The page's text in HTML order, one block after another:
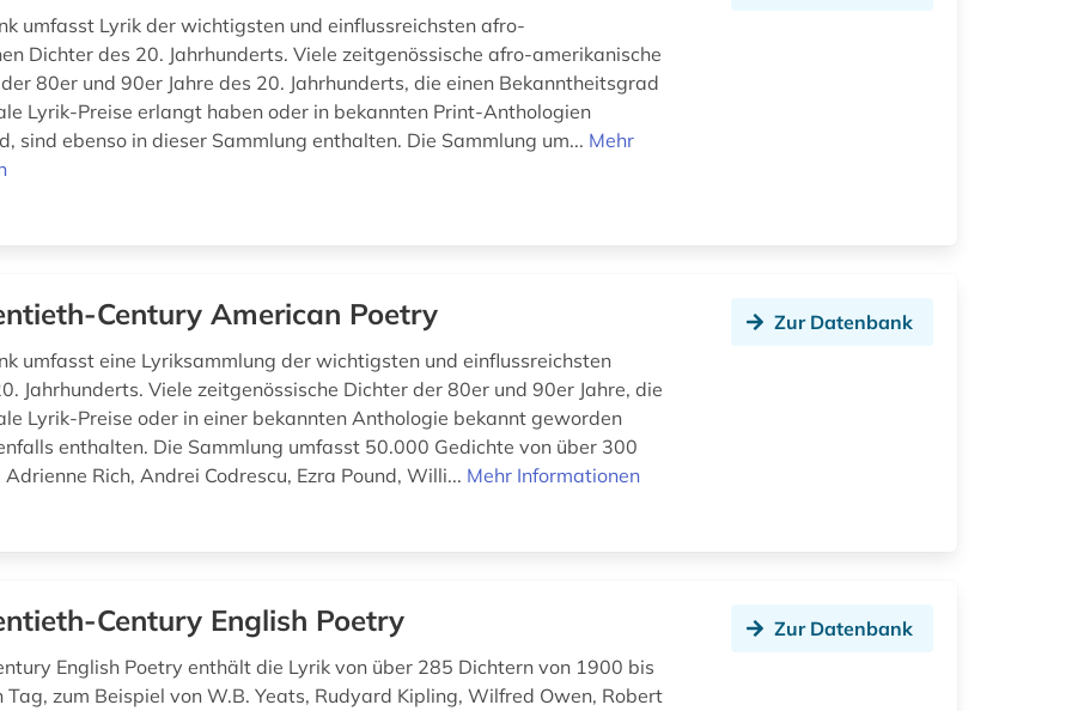
umfasst Lyrik der wichtigsten und einflussreichsten afro-
Dichter des 20. Jahrhunderts. Viele zeitgenössische afro-amerikanische
80er und 90er Jahre des 20. Jahrhunderts, die einen Bekanntheitsgrad
Lyrik-Preise erlangt haben oder in bekannten Print-Anthologien
sind ebenso in dieser Sammlung enthalten. Die Sammlung um... Mehr
Century American Poetry
umfasst eine Lyriksammlung der wichtigsten und einflussreichsten
Jahrhunderts. Viele zeitgenössische Dichter der 80er und 90er Jahre, die
Lyrik-Preise oder in einer bekannten Anthologie bekannt geworden
enthalten. Die Sammlung umfasst 50.000 Gedichte von über 300
Rich, Andrei Codrescu, Ezra Pound, Willi... Mehr Informationen
Zur Datenbank
Century English Poetry
English Poetry enthält die Lyrik von über 285 Dichtern von 1900 bis
Tag, zum Beispiel von W.B. Yeats, Rudyard Kipling, Wilfred Owen, Robert
Zur Datenbank